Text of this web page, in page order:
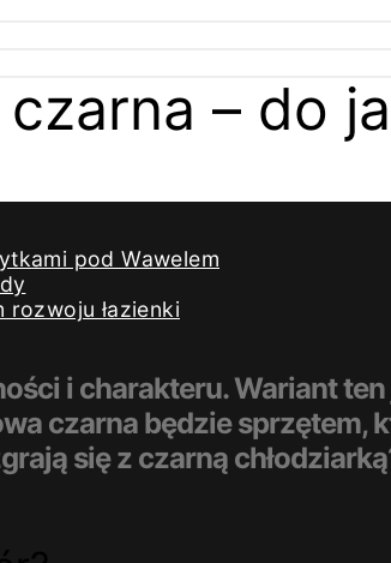
pod Wawelem
rozwoju łazienki
– do
i charakteru. Wariant
czarna będzie sprzętem,
się z czarną